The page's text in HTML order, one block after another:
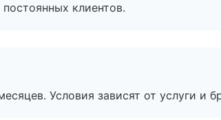
клиентов.
Условия зависят от услуги и